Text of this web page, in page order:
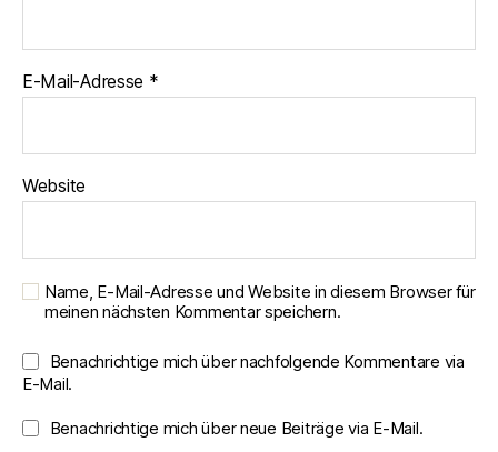
E-Mail-Adresse *
Website
Name, E-Mail-Adresse und Website in diesem Browser für
meinen nächsten Kommentar speichern.
Benachrichtige mich über nachfolgende Kommentare via
E-Mail.
Benachrichtige mich über neue Beiträge via E-Mail.